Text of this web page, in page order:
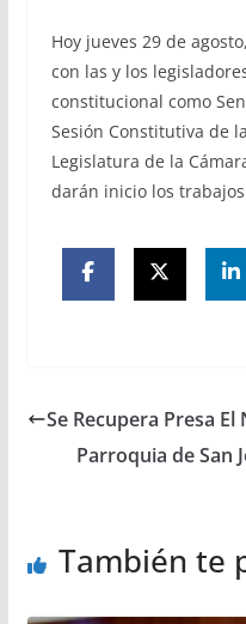
Hoy jueves 29 de
con las y los
constitucional como
Sesión Constitutiva de
Legislatura de la
darán inicio los
Se Recupera Presa El
Parroquia de San
También te